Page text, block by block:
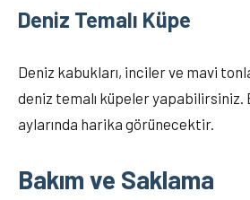
Deniz Temalı Küpe
Deniz kabukları, inciler ve mavi
deniz temalı küpeler yapabilirsiniz.
aylarında harika görünecektir.
Bakım ve Saklama